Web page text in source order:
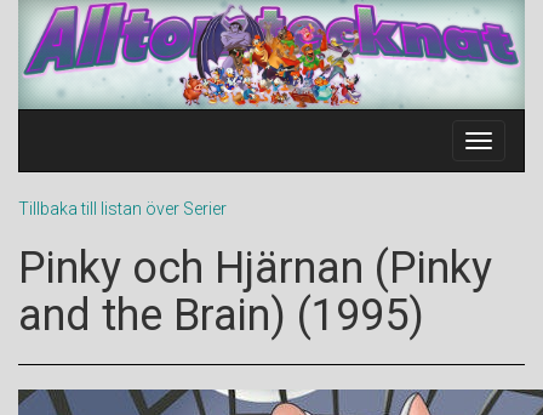
Toggle
Tillbaka till listan över Serier
Pinky och Hjärnan (Pinky
and the Brain) (1995)